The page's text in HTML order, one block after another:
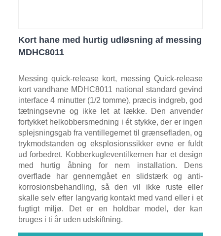
Kort hane med hurtig udløsning af messing
MDHC8011
Messing quick-release kort, messing Quick-release
kort vandhane MDHC8011 national standard gevind
interface 4 minutter (1/2 tomme), præcis indgreb, god
tætningsevne og ikke let at lække. Den anvender
fortykket helkobbersmedning i ét stykke, der er ingen
splejsningsgab fra ventillegemet til grænsefladen, og
trykmodstanden og eksplosionssikker evne er fuldt
ud forbedret. Kobberkugleventilkernen har et design
med hurtig åbning for nem installation. Dens
overflade har gennemgået en slidstærk og anti-
korrosionsbehandling, så den vil ikke ruste eller
skalle selv efter langvarig kontakt med vand eller i et
fugtigt miljø. Det er en holdbar model, der kan
bruges i ti år uden udskiftning.